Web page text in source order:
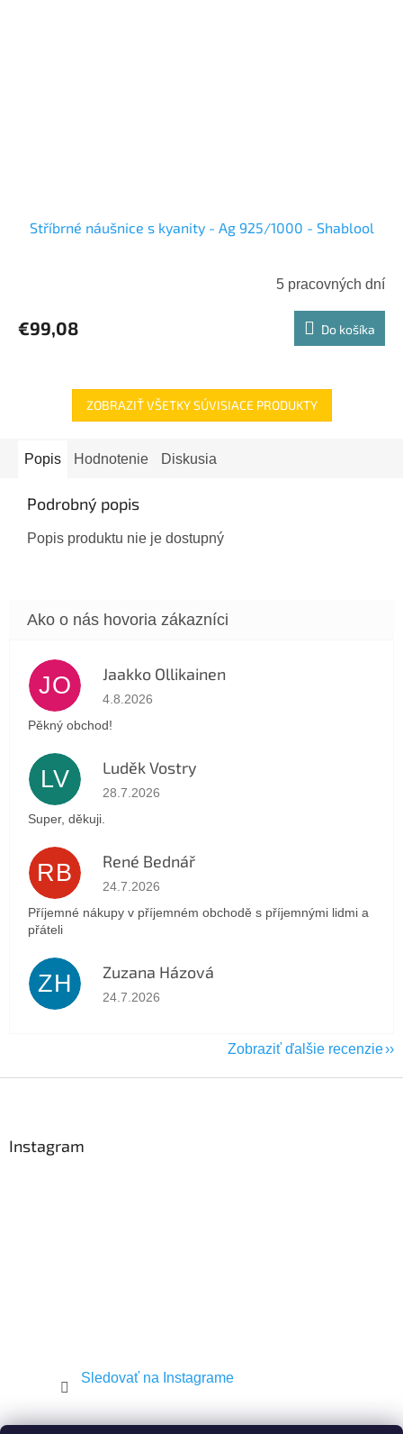
Stříbrné náušnice s kyanity - Ag 925/1000 - Shablool
5 pracovných dní
€99,08 Do košíka
ZOBRAZIŤ VŠETKY SÚVISIACE PRODUKTY
Popis Hodnotenie Diskusia
Podrobný popis
Popis produktu nie je dostupný
JO Jaakko Ollikainen
Hodnotenie obchodu je 5 z 5 hviezdičiek.
4.8.2026
Pěkný obchod!
LV Luděk Vostry
Hodnotenie obchodu je 5 z 5 hviezdičiek.
28.7.2026
Super, děkuji.
RB René Bednář
Hodnotenie obchodu je 5 z 5 hviezdičiek.
24.7.2026
Příjemné nákupy v příjemném obchodě s příjemnými lidmi a
přáteli
ZH Zuzana Házová
Hodnotenie obchodu je 5 z 5 hviezdičiek.
24.7.2026
Zobraziť ďalšie recenzie
Instagram
Sledovať na Instagrame